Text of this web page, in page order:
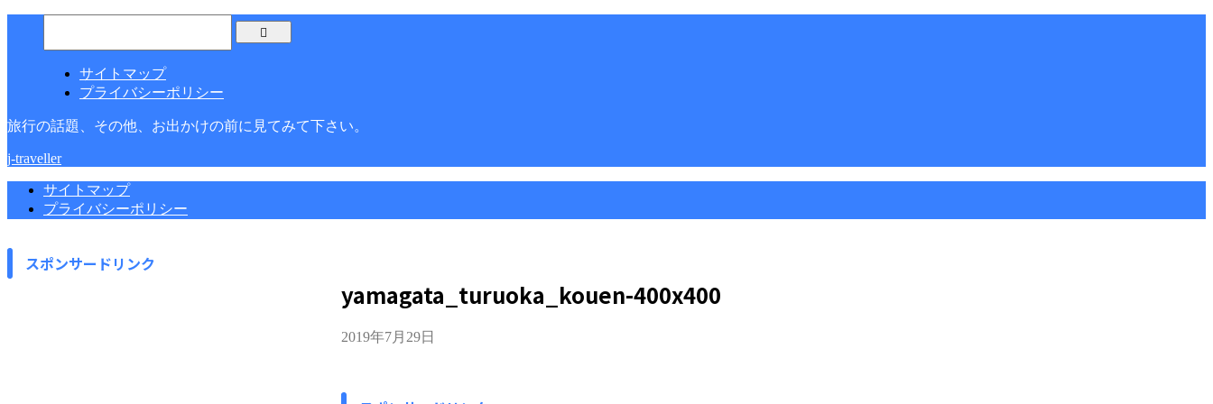
サイトマップ
プライバシーポリシー
旅行の話題、その他、お出かけの前に見てみて下さい。
j-traveller
サイトマップ
プライバシーポリシー
yamagata_turuoka_kouen-400x400
2019年7月29日
スポンサードリンク